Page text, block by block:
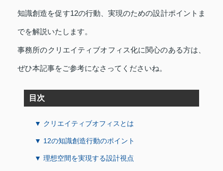
知識創造を促す12の行動、実現のための設計ポイントま
でを解説いたします。
事務所のクリエイティブオフィス化に関心のある方は、
ぜひ本記事をご参考になさってくださいね。
目次
▼ クリエイティブオフィスとは
▼ 12の知識創造行動のポイント
▼ 理想空間を実現する設計視点